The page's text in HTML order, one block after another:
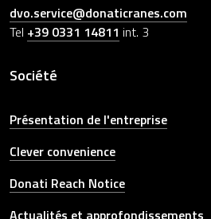
dvo.service@donaticranes.com
Tel +39 0331 14811 int. 3
Société
Présentation de l'entreprise
Clever convenience
Donati Reach Notice